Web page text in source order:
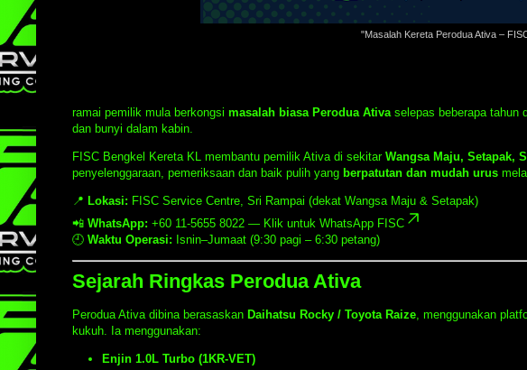
"Masalah Kereta Perodua Ativa –
ramai pemilik mula berkongsi masalah biasa Perodua Ativa selepas beberapa tahun
dan bunyi dalam kabin.
FISC Bengkel Kereta KL membantu pemilik Ativa di sekitar Wangsa Maju, Setapak,
penyelenggaraan, pemeriksaan dan baik pulih yang berpatutan dan mudah urus
📍 Lokasi: FISC Service Centre, Sri Rampai (dekat Wangsa Maju & Setapak)
📲 WhatsApp: +60 11-5655 8022 — Klik untuk WhatsApp FISC
🕘 Waktu Operasi: Isnin–Jumaat (9:30 pagi – 6:30 petang)
Sejarah Ringkas Perodua Ativa
Perodua Ativa dibina berasaskan Daihatsu Rocky / Toyota Raize, menggunakan
kukuh. Ia menggunakan:
Enjin 1.0L Turbo (1KR-VET)